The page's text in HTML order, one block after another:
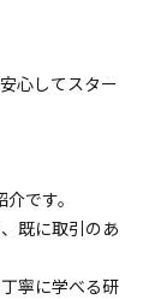
心してスター
です。
既に取引のあ
寧に学べる研